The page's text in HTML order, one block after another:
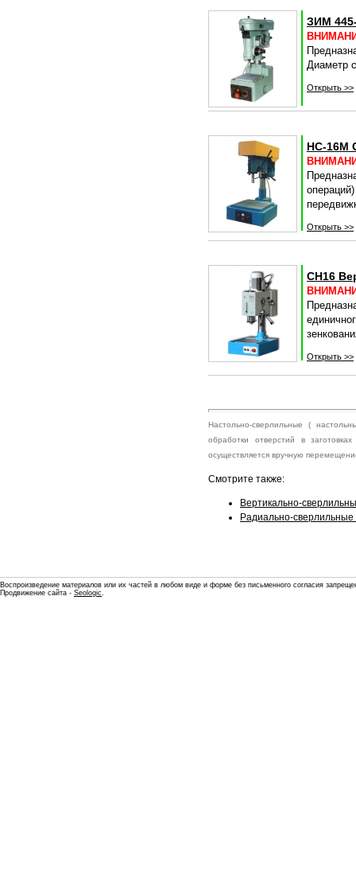
ЗИМ
Диаметр
Открыть >>
НС-16М
Открыть >>
СН16
Открыть >>
Настольно-сверлильные (
обработки отверстий в
осуществляется вручную
Смотрите также:
Вертикально-
Радиально-сверлильные
Воспроизведение материалов или их частей в любом виде и форме без письменного согласия
Продвижение сайта - Seologic.